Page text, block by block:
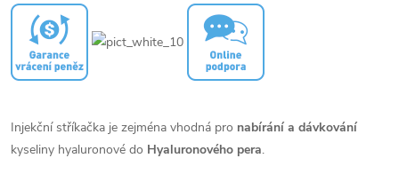
Injekční stříkačka je zejména vhodná pro nabírání a dávkování
kyseliny hyaluronové do Hyaluronového pera.